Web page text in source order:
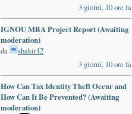
3 giorni, 10 ore fa
IGNOU MBA Project Report (Awaiting
moderation)
da
shakir12
3 giorni, 10 ore fa
How Can Tax Identity Theft Occur and
How Can It Be Prevented? (Awaiting
moderation)